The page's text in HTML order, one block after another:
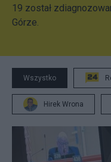
19 został
Górze.
Wszystko
Hirek Wrona